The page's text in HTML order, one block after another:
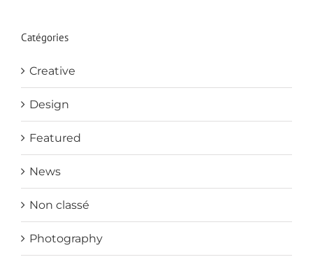
Catégories
Creative
Design
Featured
News
Non classé
Photography